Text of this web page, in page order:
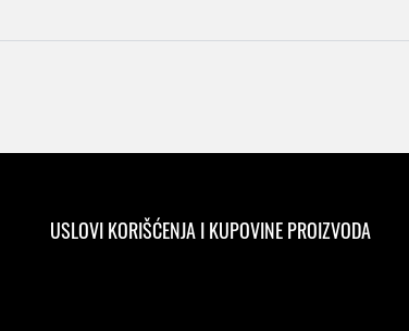
USLOVI KORIŠĆENJA I KUPOVINE PROIZVODA